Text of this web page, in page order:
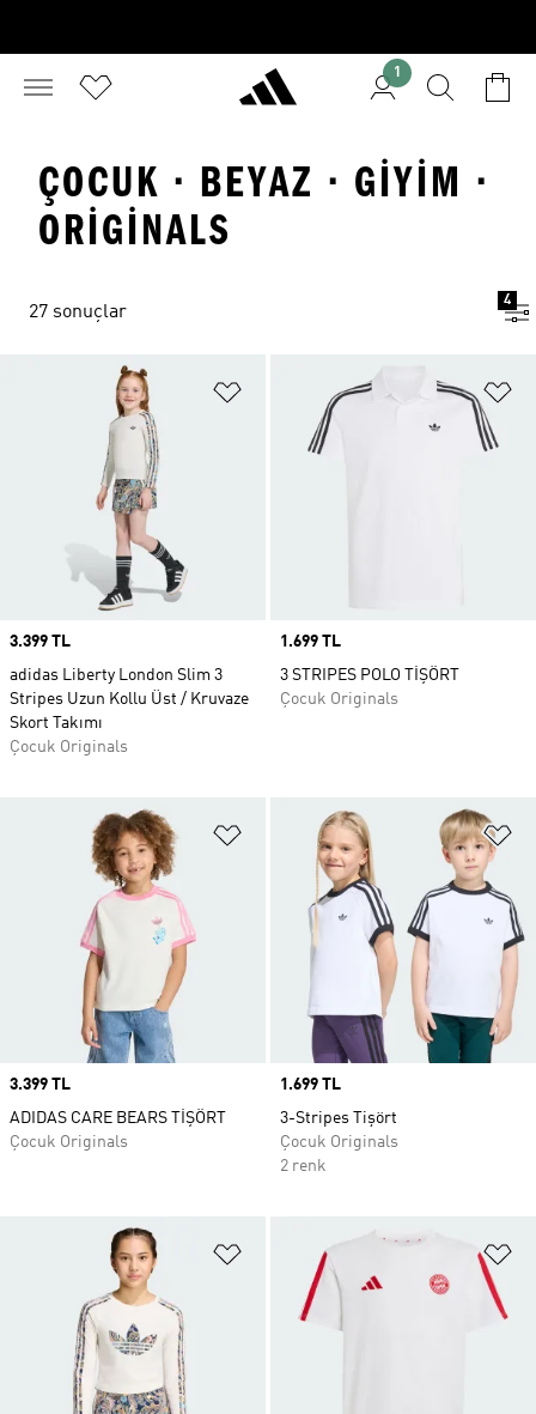
1
ÇOCUK · BEYAZ · GIYIM ·
ORIGINALS
27 sonuçlar
4
Favori Listesine Ekle
Price
3.399 TL
adidas Liberty London Slim 3
Stripes Uzun Kollu Üst / Kruvaze
Skort Takımı
Çocuk Originals
Price
1.699 TL
3 STRIPES POLO TİŞÖRT
Çocuk Originals
Favori Listesine Ekle
Price
3.399 TL
ADIDAS CARE BEARS TİŞÖRT
Çocuk Originals
Price
1.699 TL
3-Stripes Tişört
Çocuk Originals
2 renk
Favori Listesine Ekle